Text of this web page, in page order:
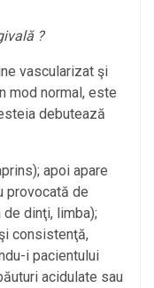
?
vascularizat şi
mod normal, este
debutează
apoi apare
provocată de
dinţi, limba);
consistenţă,
i pacientului
acidulate sau